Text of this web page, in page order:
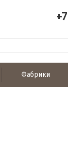
Фабрики